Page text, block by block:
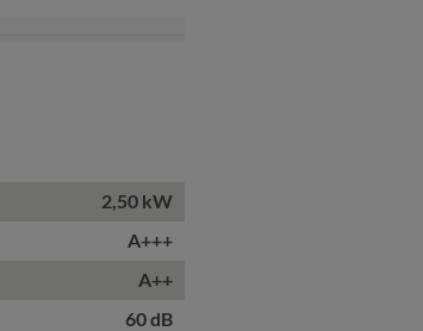
2,50 kW
A+++
A++
60 dB